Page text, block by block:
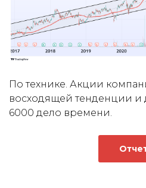
По технике. Акции
восходящей тенденции и
6000 дело времени.